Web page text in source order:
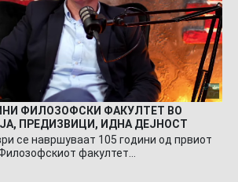
ФИЛОЗОФСКИ ФАКУЛТЕТ ВО
ПРЕДИЗВИЦИ, ИДНА ДЕЈНОСТ
се навршуваат 105 години од првиот
факултет…